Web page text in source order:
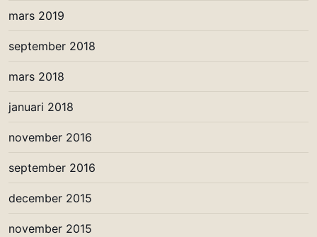
mars 2019
september 2018
mars 2018
januari 2018
november 2016
september 2016
december 2015
november 2015